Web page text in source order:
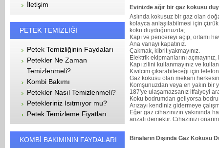
İletişim
PETEK TEMİZLİĞİ
Petek Temizliğinin Faydaları
Petekler Ne Zaman
Temizlenmeli?
Kombi Bakımı
Petekler Nasıl Temizlenmeli?
Petekleriniz Isıtmıyor mu?
Petek Temizleme Fiyatları
KOMBİ BAKIMININ FAYDALARI
Evinizde ağır bir gaz kokusu
Aslında kokusuz bir gaz olan
kolayca anlaşılabilmesi için çürük
koku duyduğunuzda;
Kapı ve pencereyi açıp, ortamı
Ana vanayı kapatınız.
Çakmak, kibrit yakmayınız.
Elektrik ekipmanlarını
Kapı zilini kullanmayınız ve
Kıvılcım çıkarabileceği için
Gaz kokusu olan mekanı
Komşunuzdan veya en yakın bir
187'ye ulaşamazsanız itfaiyeyi
Koku bodrumdan geliyorsa
Arızayı kendiniz gidermeye
Eğer gaz cihazınızın
arızalı demektir. Cihazınızı
Binaların Dışında Gaz Kokusu